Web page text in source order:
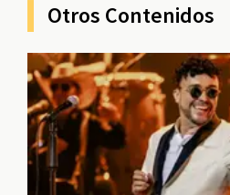
Otros Contenidos